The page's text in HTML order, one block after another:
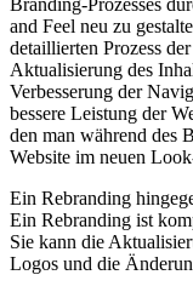
and Feel neu zu
detaillierten Prozess
Aktualisierung des
Verbesserung der
bessere Leistung der
den man während des
Website im neuen
Ein Rebranding
Ein Rebranding ist
Sie kann die
Logos und die